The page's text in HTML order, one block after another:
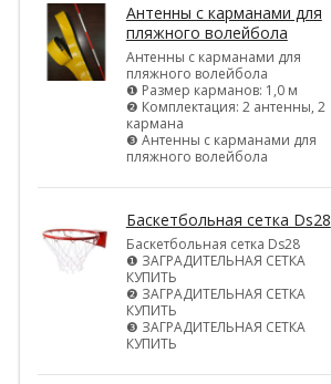
Антенны с карманами для
пляжного волейбола
Антенны с карманами для
пляжного волейбола
❶ Размер карманов: 1,0 м
❷ Комплектация: 2 антенны, 2
кармана
❸ Антенны с карманами для
пляжного волейбола
Баскетбольная сетка Ds28
Баскетбольная сетка Ds28
❶ ЗАГРАДИТЕЛЬНАЯ СЕТКА
КУПИТЬ
❷ ЗАГРАДИТЕЛЬНАЯ СЕТКА
КУПИТЬ
❸ ЗАГРАДИТЕЛЬНАЯ СЕТКА
КУПИТЬ